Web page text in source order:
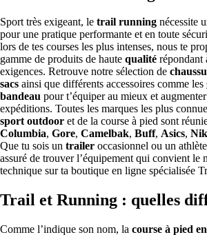
Sport très exigeant, le trail running nécessite
pour une pratique performante et en toute
lors de tes courses les plus intenses, nous te
gamme de produits de haute qualité répondant
exigences. Retrouve notre sélection de
sacs ainsi que différents accessoires comme les
bandeau pour t’équiper au mieux et
expéditions. Toutes les marques les plus
sport outdoor et de la course à pied sont
Columbia, Gore, Camelbak, Buff, Asics,
Que tu sois un trailer occasionnel ou un
assuré de trouver l’équipement qui convient le
technique sur ta boutique en ligne spécialisée
Trail et Running : quelles
Comme l’indique son nom, la course à pied